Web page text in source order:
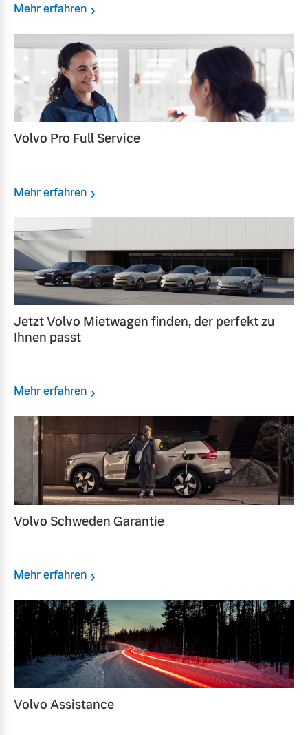
Mehr erfahren
Volvo Pro Full Service
Mehr erfahren
Jetzt Volvo Mietwagen finden, der perfekt zu
Ihnen passt
Mehr erfahren
Volvo Schweden Garantie
Mehr erfahren
Volvo Assistance